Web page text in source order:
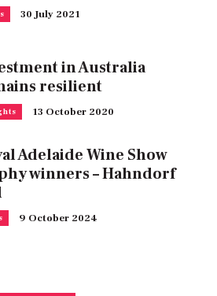
30 July 2021
in Australia
resilient
13 October 2020
Adelaide Wine Show
winners – Hahndorf
9 October 2024